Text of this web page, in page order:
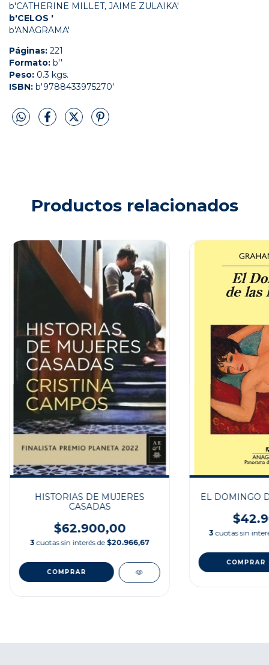
b'CATHERINE MILLET, JAIME ZULAIKA'
b'CELOS '
b'ANAGRAMA'
Páginas: 221
Formato: b''
Peso: 0.3 kgs.
ISBN: b'9788433975270'
Productos relacionados
HISTORIAS DE MUJERES
CASADAS
$62.900,00
3 cuotas sin interés de $20.966,67
EL DOMINGO
3 cuotas sin